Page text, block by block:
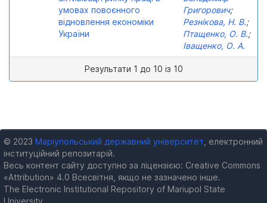
умовах повоєнного
відновлення економіки
України
Григорович;
Резнікова, Н. В.;
Птащенко, О. В.;
Іващенко, О. А.
Результати 1 до 10 із 10
© 2023 Маріупольський державний університет , електронний
інституційний репозитарій.
Весь контент сайту доступно за ліцензією: Creative Commons
«Attribution» 4.0 Всесвітня, якщо не зазначено інше.
The Electronic Institutional Repository of Mariupol State
University.